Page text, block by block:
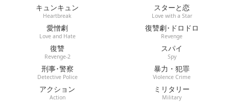
キュンキュン
Heartbreak
スターと恋
Love with a Star
愛憎劇
Love and Hate
復讐劇･ドロドロ
Revenge
復讐
Revenge-2
スパイ
Spy
刑事･警察
Detective Police
暴力・犯罪
Violence Crime
アクション
Action
ミリタリー
Military